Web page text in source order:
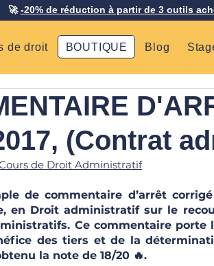
🚀-20% de réduction à partir de 3 outils
de droit BOUTIQUE Blog
(Contrat
ours de Droit Administratif
de commentaire d’arrêt
en Droit administratif sur le
Ce commentaire porte
des tiers et de la
la note de 18/20 🔥.